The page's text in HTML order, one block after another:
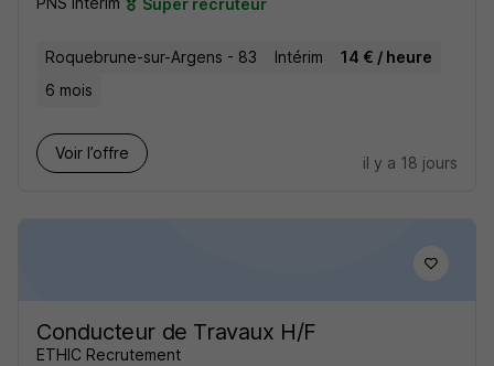
Super recruteur
Roquebrune-sur-Argens - 83 Intérim
14 € / heure
6 mois
Voir l’offre
il y a 18 jours
Conducteur de Travaux H/F
ETHIC Recrutement